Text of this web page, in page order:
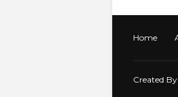
Home
Created By